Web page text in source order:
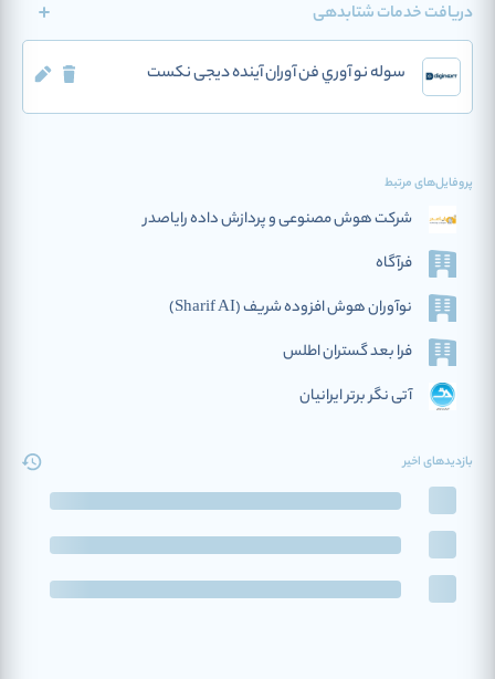
دریافت خدمات شتابدهی
سوله نو آوري فن آوران آينده دیجی نکست
پروفایل‌های مرتبط
شرکت هوش مصنوعی و پردازش داده رایاصدر
فرآگاه
نوآوران هوش افزوده‌ شریف (Sharif AI)
فرا بعد گستران اطلس
آتی نگر برتر ایرانیان
بازدیدهای اخیر